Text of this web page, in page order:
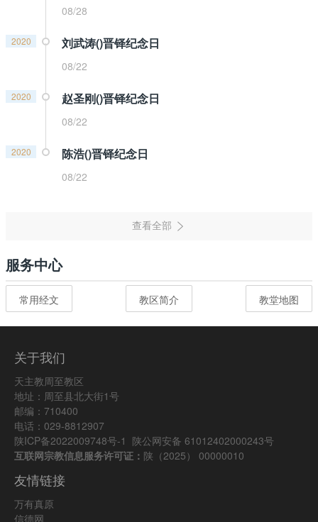
08/28
2020 刘武涛()晋铎纪念日
08/22
2020 赵圣刚()晋铎纪念日
08/22
2020 陈浩()晋铎纪念日
08/22
服务中心
常用经文 教区简介 教堂地图
关于我们
天主教周至教区
地址：周至县北大街1号
邮编：710400
电话：029-8812907
陕ICP备2022009748号-1 陕公网安备 61012402000243号
互联网宗教信息服务许可证： 陕（2025） 00000010
友情链接
万有真原
信德网